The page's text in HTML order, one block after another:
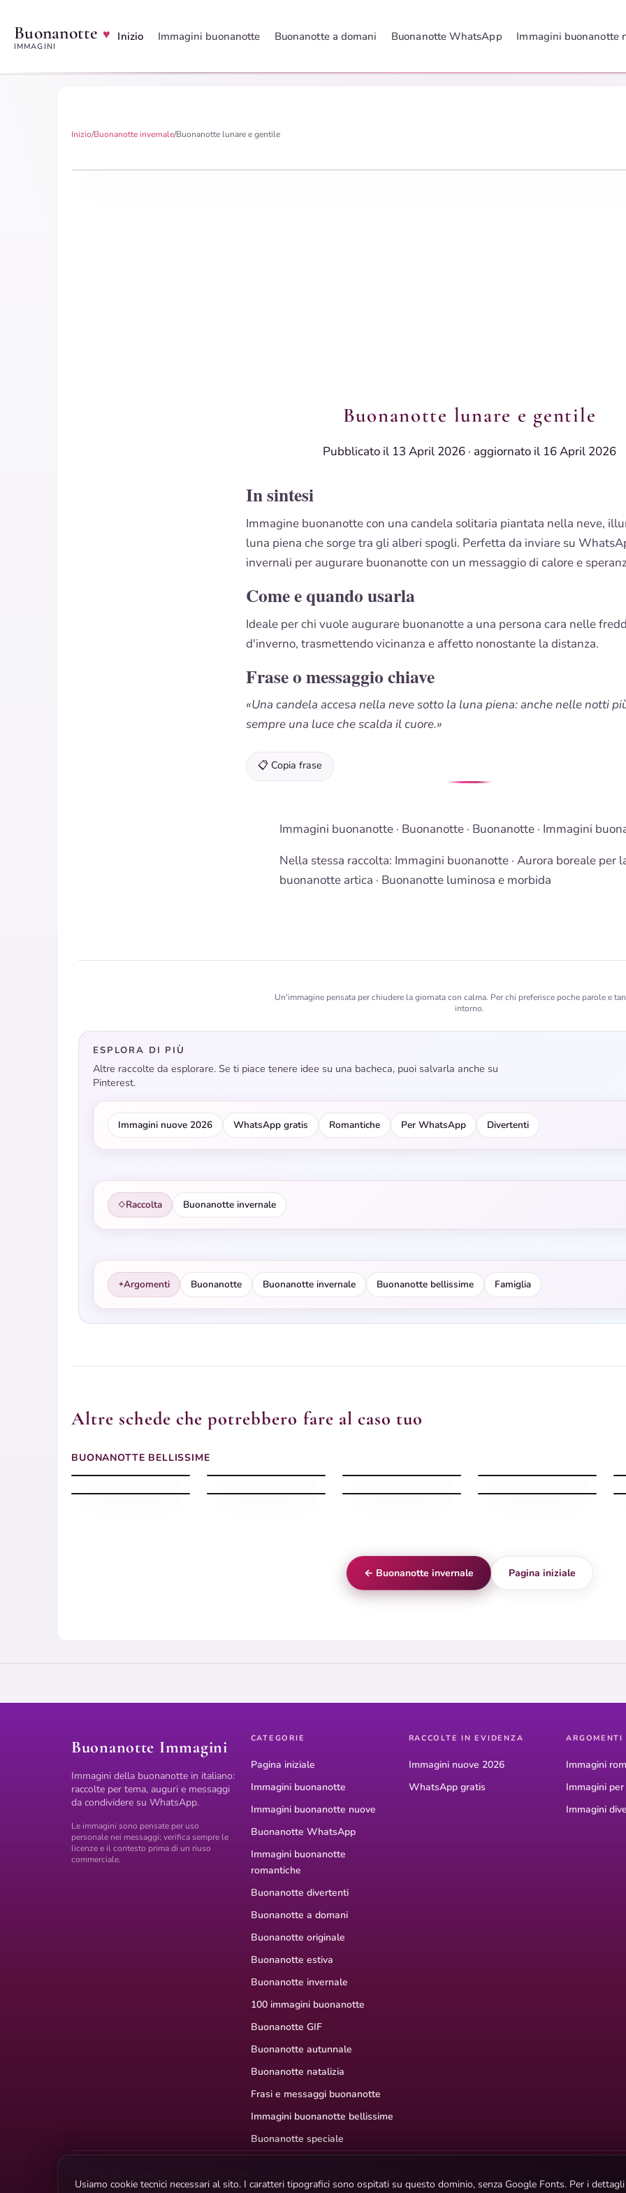
Buonanotte ♥
IMMAGINI
Inizio Immagini buonanotte Buonanotte a domani Buonanotte WhatsApp Immagini buonanotte
Inizio/Buonanotte invernale/Buonanotte lunare e gentile
Buonanotte lunare e gentile
Pubblicato il 13 April 2026 · aggiornato il 16 April 2026
In sintesi
Immagine buonanotte con una candela solitaria piantata nella neve,
luna piena che sorge tra gli alberi spogli. Perfetta da inviare su
invernali per augurare buonanotte con un messaggio di calore e
Come e quando usarla
Ideale per chi vuole augurare buonanotte a una persona cara nelle
d'inverno, trasmettendo vicinanza e affetto nonostante la distanza.
Frase o messaggio chiave
«Una candela accesa nella neve sotto la luna piena: anche nelle notti
sempre una luce che scalda il cuore.»
📋 Copia frase
Immagini buonanotte · Buonanotte · Buonanotte · Immagini
Nella stessa raccolta: Immagini buonanotte · Aurora boreale per
buonanotte artica · Buonanotte luminosa e morbida
Un'immagine pensata per chiudere la giornata con calma. Per chi preferisce poche parole e
intorno.
ESPLORA DI PIÙ
Altre raccolte da esplorare. Se ti piace tenere idee su una bacheca, puoi salvarla anche su
Pinterest.
Immagini nuove 2026 WhatsApp gratis Romantiche Per WhatsApp Divertenti
◇Raccolta Buonanotte invernale
✦Argomenti Buonanotte Buonanotte invernale Buonanotte bellissime Famiglia
Altre schede che potrebbero fare al caso tuo
BUONANOTTE BELLISSIME
gialla
barattolo
crochi
bianco
Buonanotte serena
← Buonanotte invernale Pagina iniziale
Buonanotte Immagini
Immagini della buonanotte in italiano:
raccolte per tema, auguri e messaggi
da condividere su WhatsApp.
Le immagini sono pensate per uso
personale nei messaggi; verifica sempre le
licenze e il contesto prima di un riuso
commerciale.
CATEGORIE
Pagina iniziale
Immagini buonanotte
Immagini buonanotte nuove
Buonanotte WhatsApp
Immagini buonanotte
romantiche
Buonanotte divertenti
Buonanotte a domani
Buonanotte originale
Buonanotte estiva
Buonanotte invernale
100 immagini buonanotte
Buonanotte GIF
Buonanotte autunnale
Buonanotte natalizia
Frasi e messaggi buonanotte
Immagini buonanotte bellissime
Buonanotte speciale
RACCOLTE IN EVIDENZA
Immagini nuove 2026
WhatsApp gratis
ARGOMENTI
Immagini
Immagini
Immagini
Usiamo cookie tecnici necessari al sito. I caratteri tipografici sono ospitati su questo dominio, senza Google Fonts. Per i